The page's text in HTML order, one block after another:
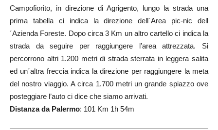
Campofiorito, in direzione di Agrigento, lungo la strada una
prima tabella ci indica la direzione dell´Area pic-nic dell
´Azienda Foreste. Dopo circa 3 Km un altro cartello ci indica la
strada da seguire per raggiungere l’area attrezzata. Si
percorrono altri 1.200 metri di strada sterrata in leggera salita
ed un´altra freccia indica la direzione per raggiungere la meta
del nostro viaggio. A circa 1.700 metri un grande spiazzo ove
posteggiare l’auto ci dice che siamo arrivati.
Distanza da Palermo: 101 Km 1h 54m